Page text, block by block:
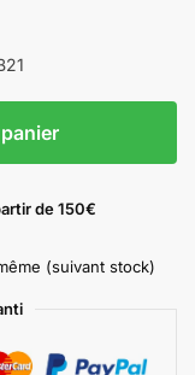
de 150€
(suivant stock)